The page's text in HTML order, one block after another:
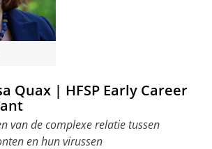
Quax | HFSP Early Career
van de complexe relatie tussen
en hun virussen